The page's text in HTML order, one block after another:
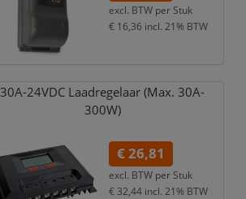
excl. BTW per Stuk
€ 16,36 incl. 21% BTW
30A-24VDC Laadregelaar (Max. 30A-
300W)
€ 26,81
excl. BTW per Stuk
€ 32,44 incl. 21% BTW